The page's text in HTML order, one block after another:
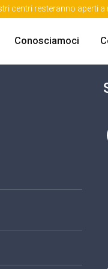
centri resteranno aperti
Conosciamoci